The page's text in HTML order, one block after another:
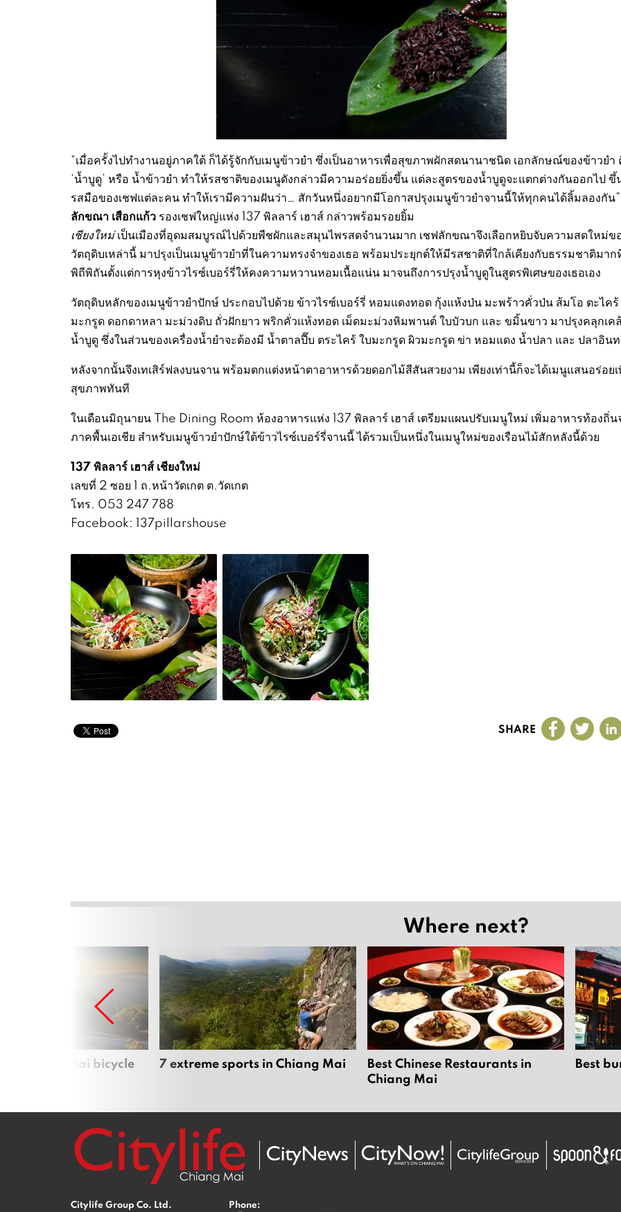
“เมื่อครั้งไปทำงานอยู่ภาคใต้ ก็ได้รู้จักกับเมนูข้าวยำ ซึ่งเป็นอาหารเพื่อสุขภาพผักสดนานาชนิด เอกลักษณ์ของข้าวยำ
‘น้ำบูดู’ หรือ น้ำข้าวยำ ทำให้รสชาติของเมนูดังกล่าวมีความอร่อยยิ่งขึ้น แต่ละสูตรของน้ำบูดูจะแตกต่างกันออกไป ขึ้
รสมือของเชฟแต่ละคน ทำให้เรามีความฝันว่า… สักวันหนึ่งอยากมีโอกาสปรุงเมนูข้าวยำจานนี้ให้ทุกคนได้ลิ้มลองกัน”
ลักขณา เสือกแก้ว รองเชฟใหญ่แห่ง 137 พิลลาร์ เฮาส์ กล่าวพร้อมรอยยิ้ม
เชียงใหม่เป็นเมืองที่อุดมสมบูรณ์ไปด้วยพืชผักและสมุนไพรสดจำนวนมาก เชฟลักขณาจึงเลือกหยิบจับความสดใหม่ข
วัตถุดิบเหล่านี้ มาปรุงเป็นเมนูข้าวยำที่ในความทรงจำของเธอ พร้อมประยุกต์ให้มีรสชาติที่ใกล้เคียงกับธรรมชาติมา
พิถีพิถันตั้งแต่การหุงข้าวไรซ์เบอร์รี่ให้คงความหวานหอมเนื้อแน่น มาจนถึงการปรุงน้ำบูดูในสูตรพิเศษของเธอเอง
วัตถุดิบหลักของเมนูข้าวยำปักษ์ ประกอบไปด้วย ข้าวไรซ์เบอร์รี่ หอมแดงทอด กุ้งแห้งป่น มะพร้าวคั่วป่น ส้มโอ ตะไคร้
มะกรูด ดอกดาหลา มะม่วงดิบ ถั่วฝักยาว พริกคั่วแห้งทอด เม็ดมะม่วงหิมพานต์ ใบบัวบก และ ขมิ้นขาว มาปรุงคลุกเค
น้ำบูดู ซึ่งในส่วนของเครื่องน้ำยำจะต้องมี น้ำตาลปี๊บ ตระไคร้ ใบมะกรูด ผิวมะกรูด ข่า หอมแดง น้ำปลา และ ปลาอินท
หลังจากนั้นจึงเทเสิร์ฟลงบนจาน พร้อมตกแต่งหน้าตาอาหารด้วยดอกไม้สีสันสวยงาม เพียงเท่านี้ก็จะได้เมนูแสนอร่อย
สุขภาพทันที
ในเดือนมิถุนายน The Dining Room ห้องอาหารแห่ง 137 พิลลาร์ เฮาส์ เตรียมแผนปรับเมนูใหม่ เพิ่มอาหารท้องถิ่น
ภาคพื้นเอเชีย สำหรับเมนูข้าวยำปักษ์ใต้ข้าวไรซ์เบอร์รี่จานนี้ ได้รวมเป็นหนึ่งในเมนูใหม่ของเรือนไม้สักหลังนี้ด้วย
137 พิลลาร์ เฮาส์ เชียงใหม่
เลขที่ 2 ซอย 1 ถ.หน้าวัดเกต ต.วัดเกต
โทร. 053 247 788
Facebook: 137pillarshouse
SHARE
Where next?
Chiang Mai bicycle 7 extreme sports in Chiang Mai
Best Chinese Restaurants in
Chiang Mai
Best
Citylife Group Co. Ltd.
Phone: